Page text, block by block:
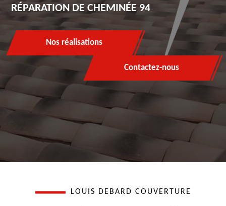
RÉPARATION DE CHEMINÉE 94
Nos réalisations
Contactez-nous
LOUIS DEBARD COUVERTURE